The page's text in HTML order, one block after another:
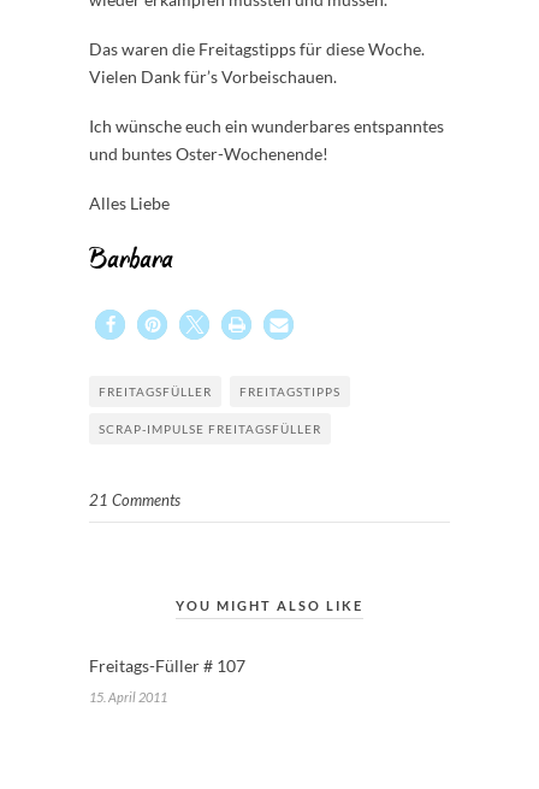
Das waren die Freitagstipps für diese Woche.
Vielen Dank für’s Vorbeischauen.
Ich wünsche euch ein wunderbares entspanntes
und buntes Oster-Wochenende!
Alles Liebe
Barbara
FREITAGSFÜLLER FREITAGSTIPPS
SCRAP-IMPULSE FREITAGSFÜLLER
21 Comments
YOU MIGHT ALSO LIKE
Freitags-Füller # 107
15. April 2011